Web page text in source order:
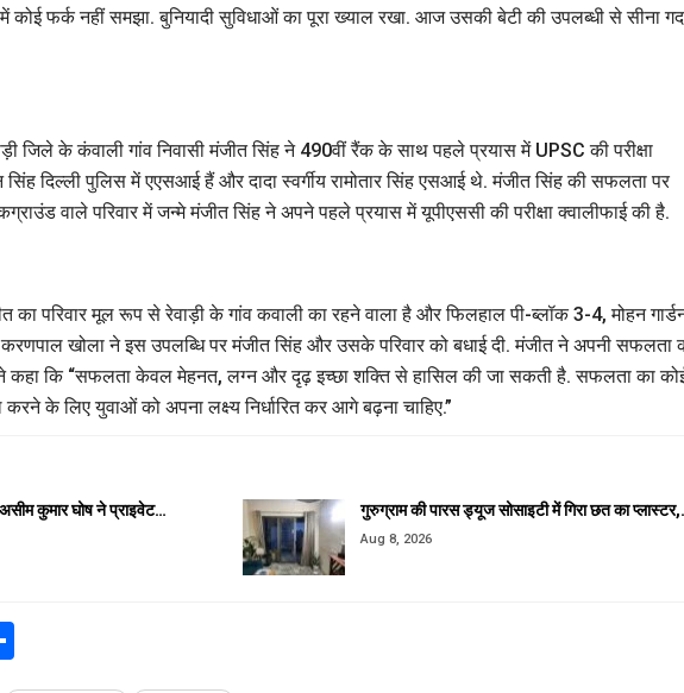
में कोई फर्क नहीं समझा. बुनियादी सुविधाओं का पूरा ख्याल रखा. आज उसकी बेटी की उपलब्धी से सीना
जिले के कंवाली गांव निवासी मंजीत सिंह ने 490वीं रैंक के साथ पहले प्रयास में UPSC की परीक्षा
सिंह दिल्ली पुलिस में एएसआई हैं और दादा स्वर्गीय रामोतार सिंह एसआई थे. मंजीत सिंह की सफलता पर
वाले परिवार में जन्मे मंजीत सिंह ने अपने पहले प्रयास में यूपीएससी की परीक्षा क्वालीफाई की है.
का परिवार मूल रूप से रेवाड़ी के गांव कवाली का रहने वाला है और फिलहाल पी-ब्लॉक 3-4, मोहन
करणपाल खोला ने इस उपलब्धि पर मंजीत सिंह और उसके परिवार को बधाई दी. मंजीत ने अपनी सफलता
कहा कि “सफलता केवल मेहनत, लग्न और दृढ़ इच्छा शक्ति से हासिल की जा सकती है. सफलता का
के लिए युवाओं को अपना लक्ष्य निर्धारित कर आगे बढ़ना चाहिए.”
कुमार घोष ने प्राइवेट… गुरुग्राम की पारस ड्यूज सोसाइटी में गिरा छत का
Aug 8, 2026